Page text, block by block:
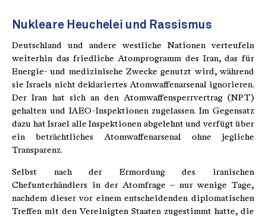
Nukleare Heuchelei und Rassismus
Deutschland und andere westliche Nationen verteufeln
weiterhin das friedliche Atomprogramm des Iran, das für
Energie- und medizinische Zwecke genutzt wird, während
sie Israels nicht deklariertes Atomwaffenarsenal ignorieren.
Der Iran hat sich an den Atomwaffensperrvertrag (NPT)
gehalten und IAEO-Inspektionen zugelassen. Im Gegensatz
dazu hat Israel alle Inspektionen abgelehnt und verfügt über
ein beträchtliches Atomwaffenarsenal ohne jegliche
Transparenz.
Selbst nach der Ermordung des iranischen
Chefunterhändlers in der Atomfrage – nur wenige Tage,
nachdem dieser vor einem entscheidenden diplomatischen
Treffen mit den Vereinigten Staaten zugestimmt hatte, die